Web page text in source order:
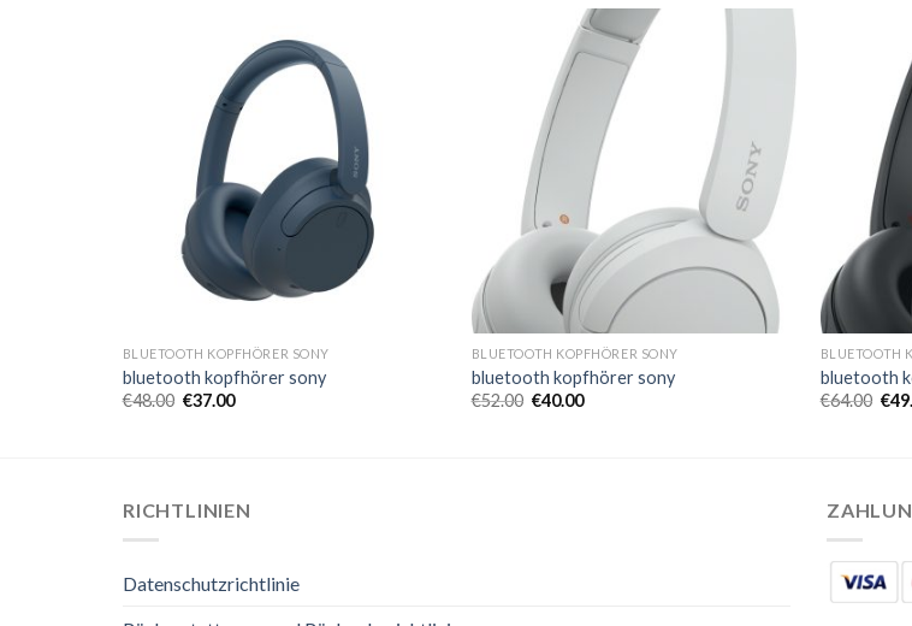
BLUETOOTH KOPFHÖRER SONY
bluetooth kopfhörer sony
€48.00 €37.00
BLUETOOTH KOPFHÖRER SONY
bluetooth kopfhörer sony
€52.00 €40.00
BLUETOOTH
bluetooth
€64.00 €
RICHTLINIEN
Datenschutzrichtlinie